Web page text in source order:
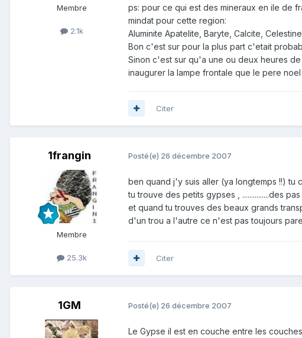
Membre
2.1k
ps: pour ce qui est des mineraux en ile de
mindat pour cette region:
Aluminite Apatelite, Baryte, Calcite,
Bon c'est sur pour la plus part c'etait
Sinon c'est sur qu'a une ou deux heures
inaugurer la lampe frontale que le pere
Citer
1frangin
Membre
25.3k
Posté(e) 26 décembre 2007
ben quand j'y suis aller (ya longtemps !!) tu
tu trouve des petits gypses , ...............des pas
et quand tu trouves des beaux grands
d'un trou a l'autre ce n'est pas toujours
Citer
1GM Posté(e) 26 décembre 2007
Le Gypse il est en couche entre les